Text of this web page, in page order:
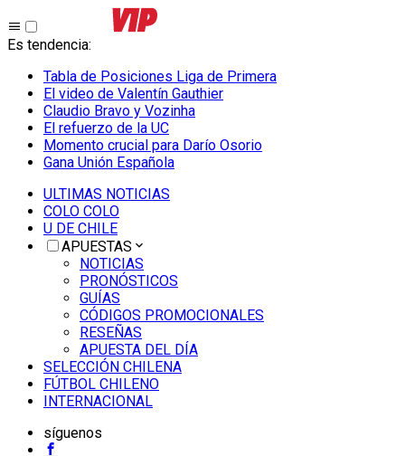
Es tendencia:
Tabla de Posiciones Liga de Primera
El video de Valentín Gauthier
Claudio Bravo y Vozinha
El refuerzo de la UC
Momento crucial para Darío Osorio
Gana Unión Española
ULTIMAS NOTICIAS
COLO COLO
U DE CHILE
APUESTAS
NOTICIAS
PRONÓSTICOS
GUÍAS
CÓDIGOS PROMOCIONALES
RESEÑAS
APUESTA DEL DÍA
SELECCIÓN CHILENA
FÚTBOL CHILENO
INTERNACIONAL
síguenos